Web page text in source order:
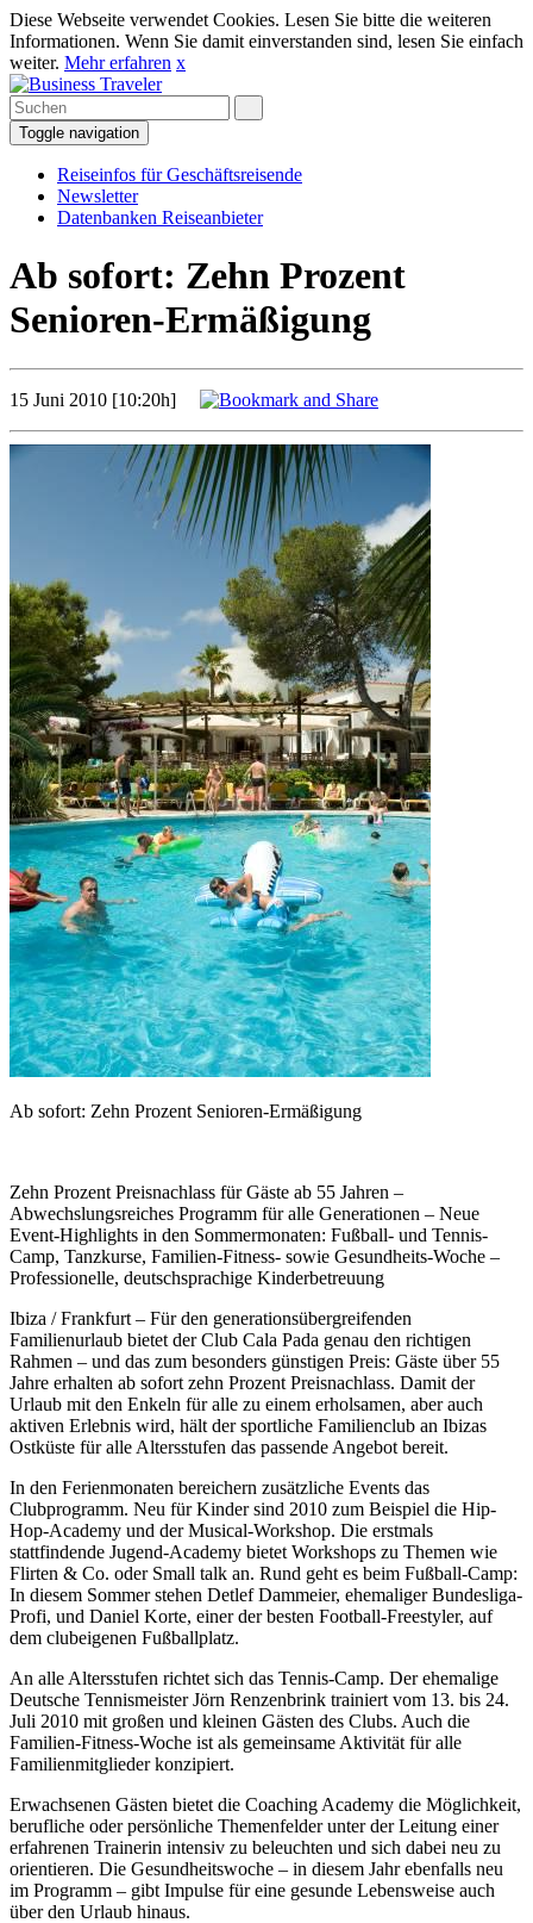
Diese Webseite verwendet Cookies. Lesen Sie bitte die weiteren
Informationen. Wenn Sie damit einverstanden sind, lesen Sie einfach
weiter. Mehr erfahren x
Toggle navigation
Reiseinfos für Geschäftsreisende
Newsletter
Datenbanken Reiseanbieter
Ab sofort: Zehn Prozent
Senioren-Ermäßigung
15 Juni 2010 [10:20h]
Ab sofort: Zehn Prozent Senioren-Ermäßigung
Zehn Prozent Preisnachlass für Gäste ab 55 Jahren –
Abwechslungsreiches Programm für alle Generationen – Neue
Event-Highlights in den Sommermonaten: Fußball- und Tennis-
Camp, Tanzkurse, Familien-Fitness- sowie Gesundheits-Woche –
Professionelle, deutschsprachige Kinderbetreuung
Ibiza / Frankfurt – Für den generationsübergreifenden
Familienurlaub bietet der Club Cala Pada genau den richtigen
Rahmen – und das zum besonders günstigen Preis: Gäste über 55
Jahre erhalten ab sofort zehn Prozent Preisnachlass. Damit der
Urlaub mit den Enkeln für alle zu einem erholsamen, aber auch
aktiven Erlebnis wird, hält der sportliche Familienclub an Ibizas
Ostküste für alle Altersstufen das passende Angebot bereit.
In den Ferienmonaten bereichern zusätzliche Events das
Clubprogramm. Neu für Kinder sind 2010 zum Beispiel die Hip-
Hop-Academy und der Musical-Workshop. Die erstmals
stattfindende Jugend-Academy bietet Workshops zu Themen wie
Flirten & Co. oder Small talk an. Rund geht es beim Fußball-Camp:
In diesem Sommer stehen Detlef Dammeier, ehemaliger Bundesliga-
Profi, und Daniel Korte, einer der besten Football-Freestyler, auf
dem clubeigenen Fußballplatz.
An alle Altersstufen richtet sich das Tennis-Camp. Der ehemalige
Deutsche Tennismeister Jörn Renzenbrink trainiert vom 13. bis 24.
Juli 2010 mit großen und kleinen Gästen des Clubs. Auch die
Familien-Fitness-Woche ist als gemeinsame Aktivität für alle
Familienmitglieder konzipiert.
Erwachsenen Gästen bietet die Coaching Academy die Möglichkeit,
berufliche oder persönliche Themenfelder unter der Leitung einer
erfahrenen Trainerin intensiv zu beleuchten und sich dabei neu zu
orientieren. Die Gesundheitswoche – in diesem Jahr ebenfalls neu
im Programm – gibt Impulse für eine gesunde Lebensweise auch
über den Urlaub hinaus.